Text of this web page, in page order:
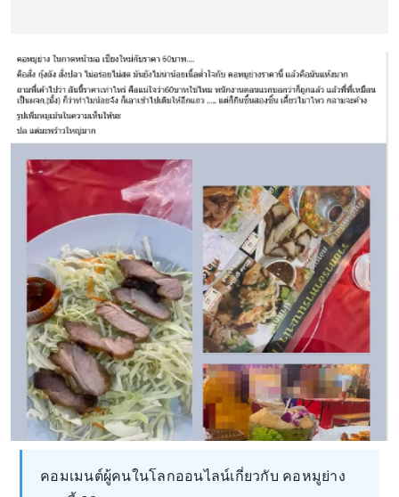
คอมเมนต์ผู้คนในโลกออนไลน์เกี่ยวกับ คอหมูย่าง